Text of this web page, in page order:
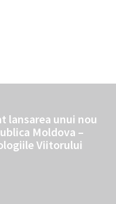
lansarea unui nou
Moldova –
Viitorului